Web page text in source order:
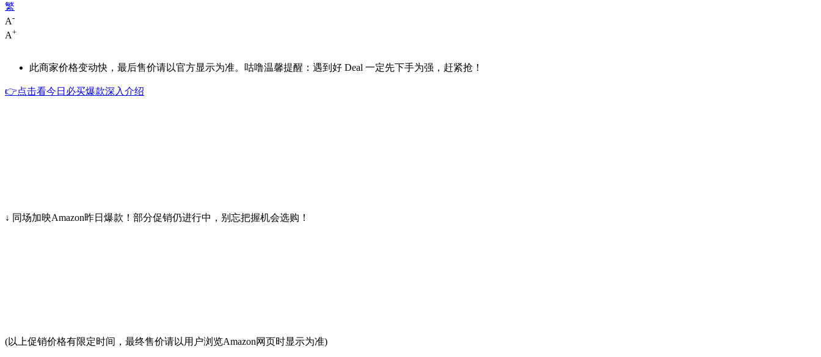
繁
A-
A+
此商家价格变动快，最后售价请以官方显示为准。咕噜温馨提醒：遇到好 Deal 一定先下手为强，赶紧抢！
👉点击看今日必买爆款深入介绍
↓ 同场加映Amazon昨日爆款！部分促销仍进行中，别忘把握机会选购！
(以上促销价格有限定时间，最终售价请以用户浏览Amazon网页时显示为准)